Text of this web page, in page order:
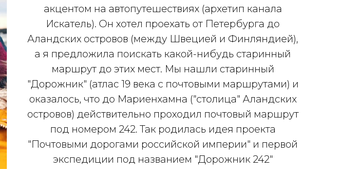
акцентом на автопутешествиях (архетип канала
Искатель). Он хотел проехать от Петербурга до
Аландских островов (между Швецией и Финляндией),
а я предложила поискать какой-нибудь старинный
маршрут до этих мест. Мы нашли старинный
"Дорожник" (атлас 19 века с почтовыми маршрутами) и
оказалось, что до Мариенхамна ("столица" Аландских
островов) действительно проходил почтовый маршрут
под номером 242. Так родилась идея проекта
"Почтовыми дорогами российской империи" и первой
экспедиции под названием "Дорожник 242"